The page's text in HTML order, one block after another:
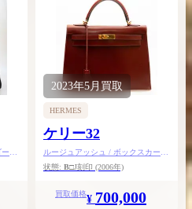
ル
2023年5月買取
HERMES
ケリー32
ルージュアッシュ / ボックスカーフ
/ ゴールド金具
状態: B□J刻印 (2006年)
買取価格¥ 700,000